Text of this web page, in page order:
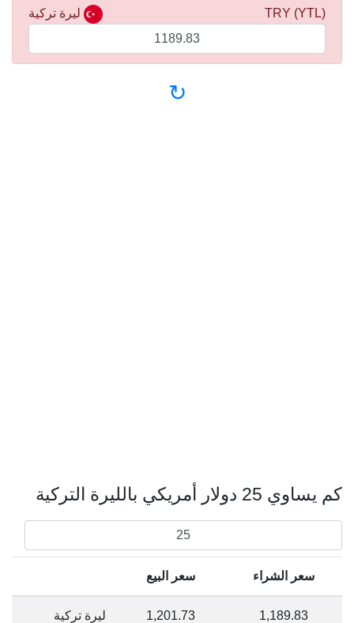
ليرة تركية (YTL) TRY
↻
كم يساوي 25 دولار أمريكي بالليرة التركية
سعر الشراء سعر البيع
1,189.83
1,201.73 ليرة تركية